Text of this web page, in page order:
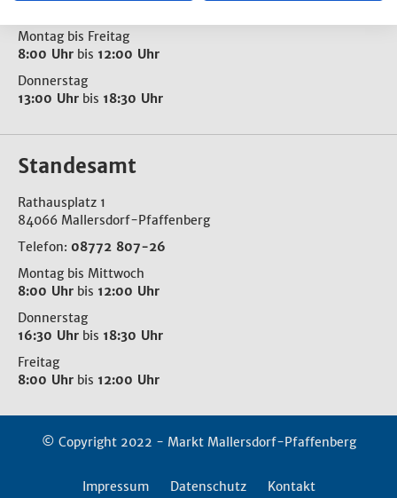
Montag bis Freitag
8:00 Uhr bis 12:00 Uhr
Donnerstag
13:00 Uhr bis 18:30 Uhr
Standesamt
Rathausplatz 1
84066 Mallersdorf-Pfaffenberg
Telefon: 08772 807-26
Montag bis Mittwoch
8:00 Uhr bis 12:00 Uhr
Donnerstag
16:30 Uhr bis 18:30 Uhr
Freitag
8:00 Uhr bis 12:00 Uhr
© Copyright 2022 - Markt Mallersdorf-Pfaffenberg
Impressum Datenschutz Kontakt